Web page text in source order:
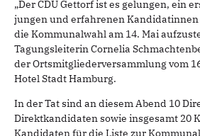
„Der CDU Gettorf ist es gelungen, ein
jungen und erfahrenen
die Kommunalwahl am 14. Mai
Tagungsleiterin Cornelia
der Ortsmitgliederversammlung vom
Hotel Stadt Hamburg.
In der Tat sind an diesem Abend 10
Direktkandidaten sowie insgesamt 20
Kandidaten für die Liste zur